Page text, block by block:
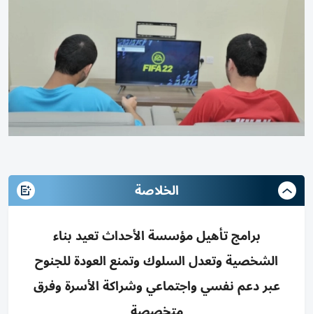
الخلاصة
برامج تأهيل مؤسسة الأحداث تعيد بناء
الشخصية وتعدل السلوك وتمنع العودة للجنوح
عبر دعم نفسي واجتماعي وشراكة الأسرة وفرق